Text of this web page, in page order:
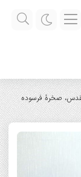
صخرۀ فرسوده